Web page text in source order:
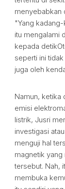
menyebabkan
"Yang
itu mengalami
kepada
seperti ini
juga oleh
Namun, ketika
emisi
listrik, Jusri
investigasi
menguji hal
magnetik
tersebut. Nah,
membuka